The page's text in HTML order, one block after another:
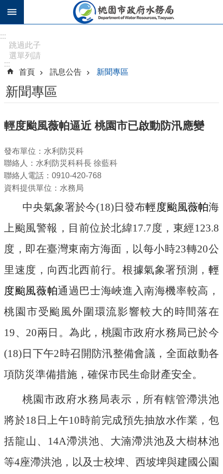
跳到主要內容區塊
階
搜
尋
息
告
認
識
機
通
訊
錄
業
務
訊
便
服
府
訊
公
開
:::
跳過此子
選單列請
[Enter]，
繼續則按
[Tab]
:::
首頁
訊息公告 新聞專區
新聞專區
輕度颱風薇帕逼近 桃園市已啟動防汛應變
發布單位：水利防災科
聯絡人：水利防災科科長 徐藍科
聯絡人電話：0910-420-768
資料提供單位：水務局
中央氣象署於今(18)日發布輕度颱風薇帕海
上颱風警報，目前位於北緯17.7度，東經123.8
度，即在臺灣東南方海面，以每小時23轉20公
里速度，向西北西前行。根據氣象署預測， 輕
度颱風薇帕通過巴士海峽進入南海機率較高，
桃園市受颱風外圍環流影響較大的時間落在
19、20兩日。為此，桃園市政府水務局已於今
(18)日下午2時召開防汛整備會議，全面啟動各
項防災準備措施，確保市民生命財產安全。
桃園市政府水務局表示，所有轄管滯洪池
將於18日上午10時前完成預先抽放水作業，包
括龍山、14A滯洪池、大湳滯洪池及大樹林池
等4座滯洪池，以及士校埤、西坡埤與建國公園